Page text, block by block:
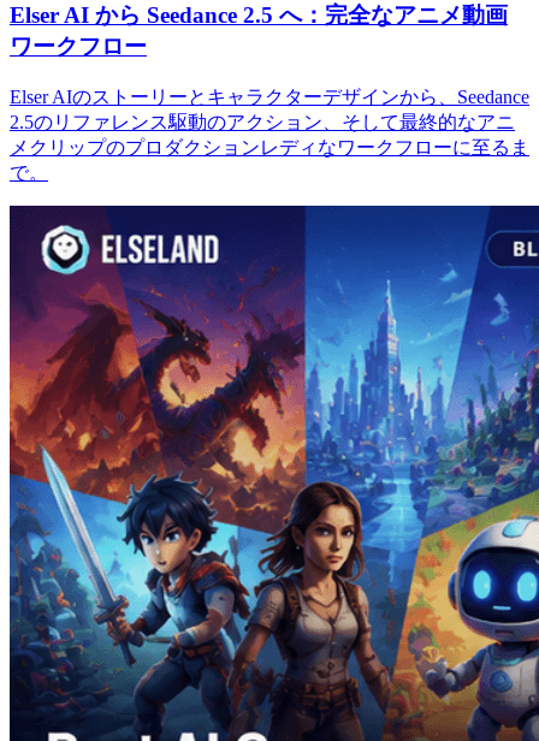
Elser AI から Seedance 2.5 へ：完全なアニメ動画
ワークフロー
Elser AIのストーリーとキャラクターデザインから、Seedance
2.5のリファレンス駆動のアクション、そして最終的なアニ
メクリップのプロダクションレディなワークフローに至るま
で。